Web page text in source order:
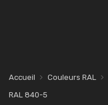
Accueil Couleurs RAL
RAL 840-5